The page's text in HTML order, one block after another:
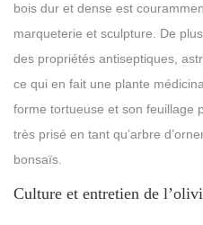
bois dur et dense est
marqueterie et sculpture. De
des propriétés antiseptiques,
ce qui en fait une plante
forme tortueuse et son feuillage
très prisé en tant qu’arbre
bonsaïs.
Culture et entretien de